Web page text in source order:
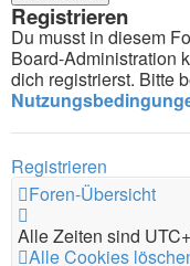
Registrieren
Du musst in diesem
Board-Administration
dich registrierst. Bitte
Registrieren
Foren-Übersicht
Alle Zeiten sind
Alle Cookies